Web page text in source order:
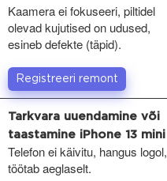
Kaamera ei fokuseeri, piltidel
olevad kujutised on udused,
esineb defekte (täpid).
Registreeri remont
Tarkvara uuendamine või
taastamine iPhone 13 mini
Telefon ei käivitu, hangus logol,
töötab aeglaselt.